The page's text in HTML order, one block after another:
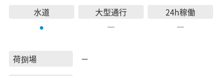
水道
●
大型通行
―
24h稼働
―
荷捌場
－